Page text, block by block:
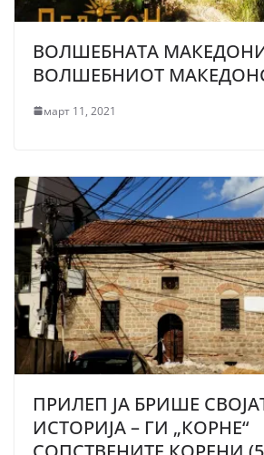
ВОЛШЕБНАТА
ВОЛШЕБНИОТ
март 11, 2021
ПРИЛЕП ЈА БРИШЕ
ИСТОРИЈА – ГИ „КОРНЕ“